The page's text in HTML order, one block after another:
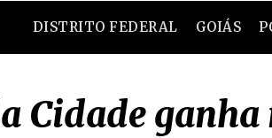
DISTRITO FEDERAL GOIÁS
Cidade